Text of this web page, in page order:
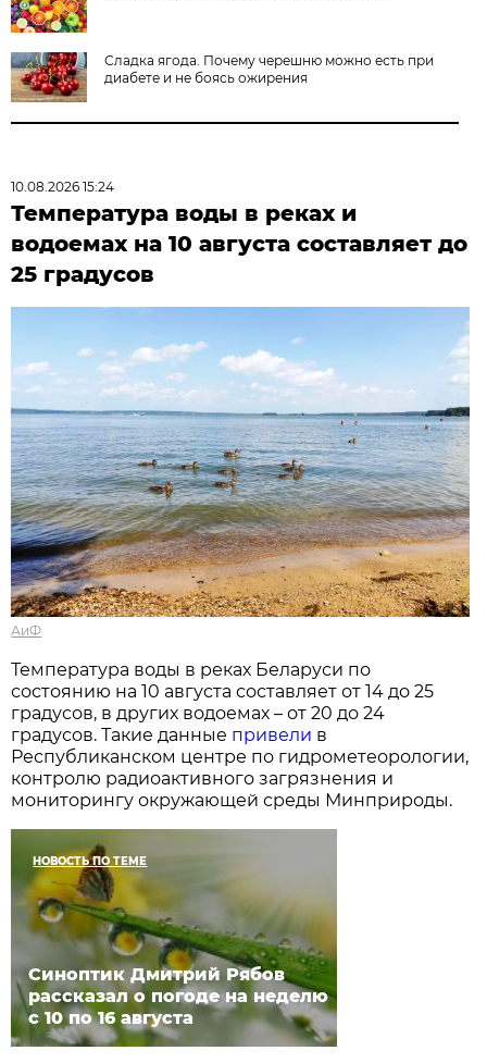
Сладка ягода. Почему черешню можно есть при
диабете и не боясь ожирения
10.08.2026 15:24
Температура воды в реках и
водоемах на 10 августа составляет до
25 градусов
АиФ
Температура воды в реках Беларуси по
состоянию на 10 августа составляет от 14 до 25
градусов, в других водоемах – от 20 до 24
градусов. Такие данные привели в
Республиканском центре по гидрометеорологии,
контролю радиоактивного загрязнения и
мониторингу окружающей среды Минприроды.
НОВОСТЬ ПО ТЕМЕ
Синоптик Дмитрий Рябов
рассказал о погоде на неделю
с 10 по 16 августа